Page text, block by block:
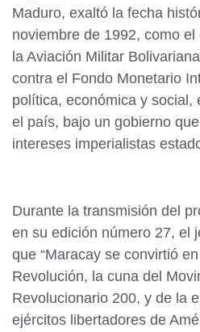
Maduro, exaltó la fecha
noviembre de 1992, como
la Aviación Militar
contra el Fondo Monetario
política, económica y social,
el país, bajo un gobierno
intereses imperialistas
Durante la transmisión del
en su edición número 27, el
que “Maracay se convirtió
Revolución, la cuna del
Revolucionario 200, y de la
ejércitos libertadores de